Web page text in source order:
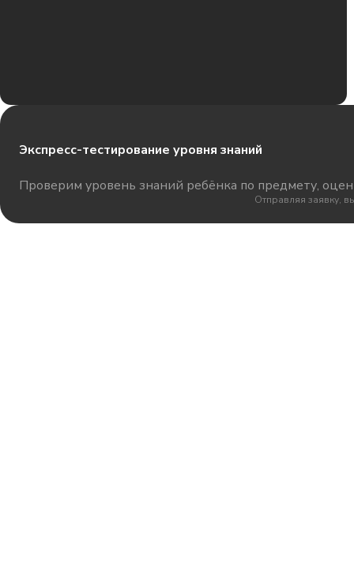
Экспресс-тестирование уровня знаний
Проверим уровень знаний ребёнка по предмету,
Отправляя заявку,